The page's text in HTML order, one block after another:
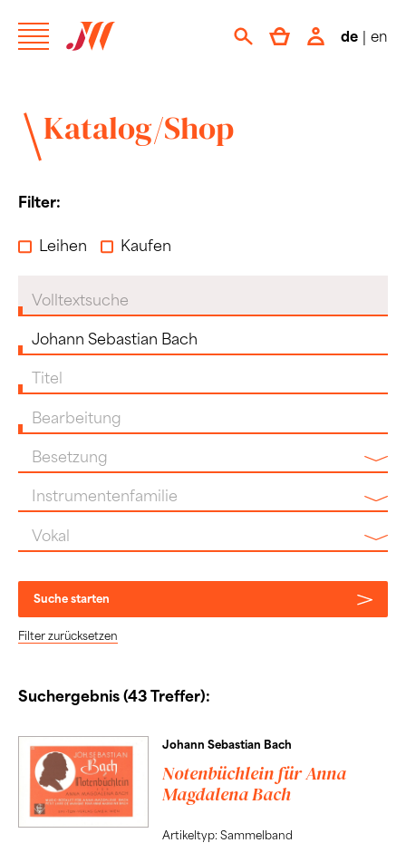
de | en
Katalog/Shop
Filter:
Leihen Kaufen
Suche starten
Filter zurücksetzen
Suchergebnis (43 Treffer):
Johann Sebastian Bach
Notenbüchlein für Anna
Magdalena Bach
Artikeltyp: Sammelband